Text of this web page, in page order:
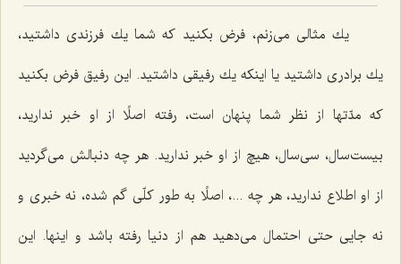
یك مثالی می‌زنم، فرض بكنید كه شما یك فرزندی داشتید،
یك برادری داشتید یا اینكه یك رفیقی داشتید. این رفیق فرض بكنید
كه مدّتها از نظر شما پنهان است، رفته اصلًا از او خبر ندارید،
بیست‌سال، سی‌سال، هیچ از او خبر ندارید. هر چه دنبالش می‌گردید
از او اطلاع ندارید، هر چه ...، اصلًا به طور كلّی گم شده، نه خبری و
نه جایی حتی احتمال می‌دهید هم از دنیا رفته باشد و اینها. این